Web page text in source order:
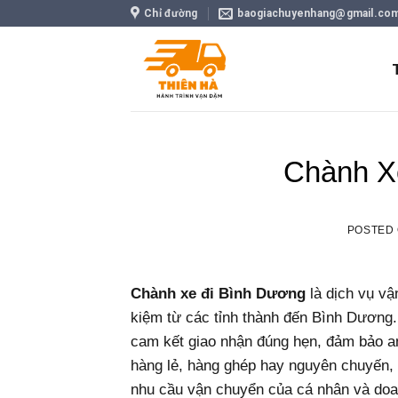
Chỉ đường
Chành
Chành xe đi Bình Dương là dịch vụ
kiệm từ các tỉnh thành đến Bình
cam kết giao nhận đúng hẹn, đảm bảo
hàng lẻ, hàng ghép hay nguyên
nhu cầu vận chuyển của cá nhân và